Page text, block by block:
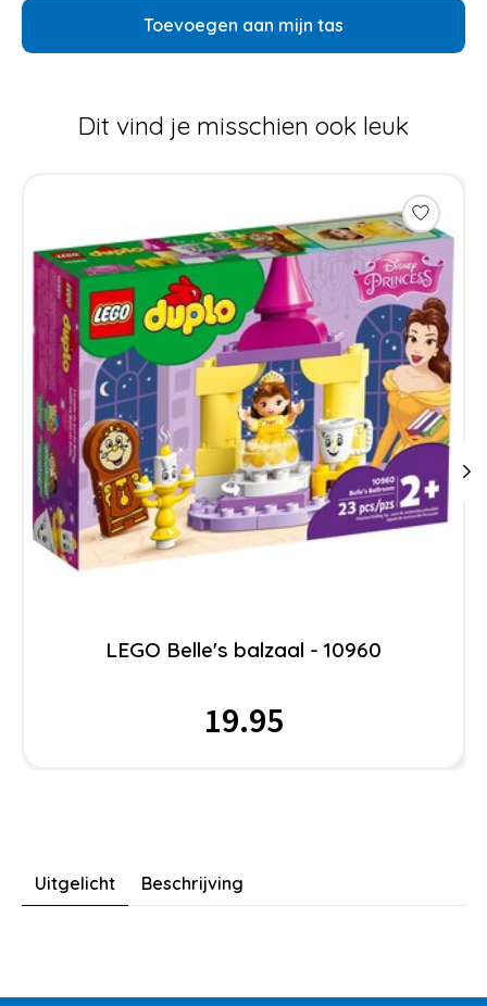
Toevoegen aan mijn tas
Dit vind je misschien ook leuk
LEGO Belle's balzaal - 10960
19.95
Uitgelicht Beschrijving